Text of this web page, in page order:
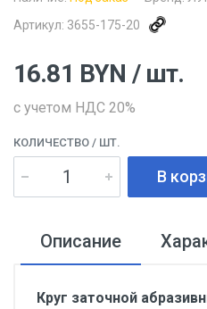
Артикул: 3655-175-20
16.81 BYN / шт.
с учетом НДС 20%
КОЛИЧЕСТВО / ШТ.
В
Описание
Круг заточной